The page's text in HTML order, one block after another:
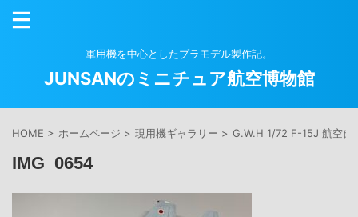
軍用機を中心としたプラモデル製作記。
JUNSANのミニチュア航空博物館
HOME > ホームページ > 現用機ギャラリー > G.W.H 1/72 F-15J 航空自
IMG_0654